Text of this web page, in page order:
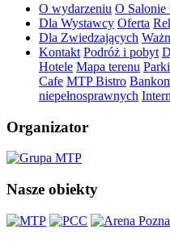
O wydarzeniu O
Dla Wystawcy Oferta
Dla Zwiedzających
Kontakt Podróż i pobyt
Hotele Mapa terenu
Cafe MTP Bistro
niepełnosprawnych
Organizator
Nasze obiekty